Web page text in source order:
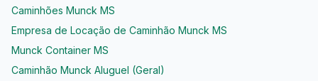
Caminhões Munck MS
Empresa de Locação de Caminhão Munck MS
Munck Container MS
Caminhão Munck Aluguel (Geral)